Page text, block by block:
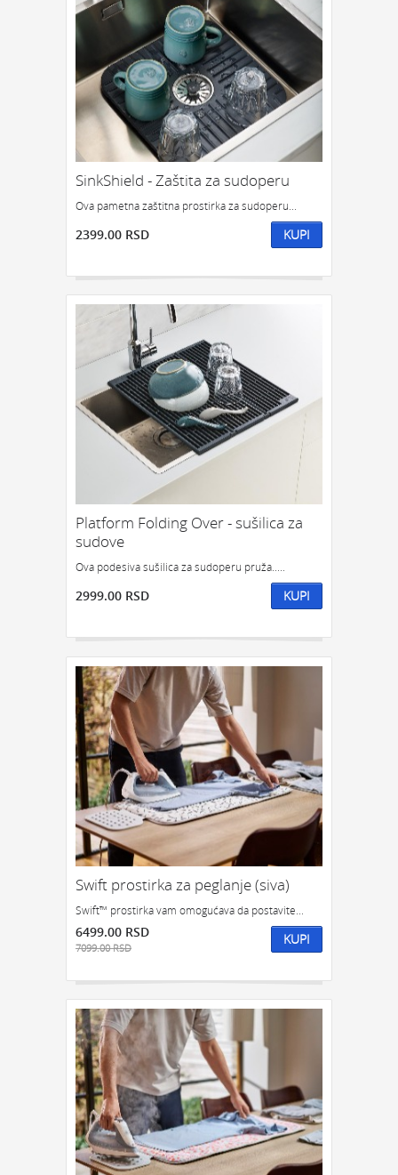
SinkShield - Zaštita za sudoperu
Ova pametna zaštitna prostirka za sudoperu...
2399.00 RSD KUPI
Platform Folding Over - sušilica za
sudove
Ova podesiva sušilica za sudoperu pruža.....
2999.00 RSD KUPI
Swift prostirka za peglanje (siva)
Swift™ prostirka vam omogućava da postavite...
6499.00 RSD
7099.00 RSD
KUPI